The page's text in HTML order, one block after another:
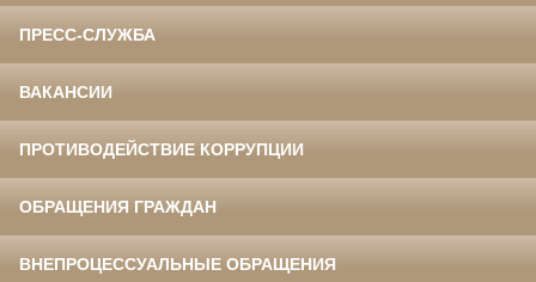
ПРЕСС-СЛУЖБА
ВАКАНСИИ
ПРОТИВОДЕЙСТВИЕ КОРРУПЦИИ
ОБРАЩЕНИЯ ГРАЖДАН
ВНЕПРОЦЕССУАЛЬНЫЕ ОБРАЩЕНИЯ